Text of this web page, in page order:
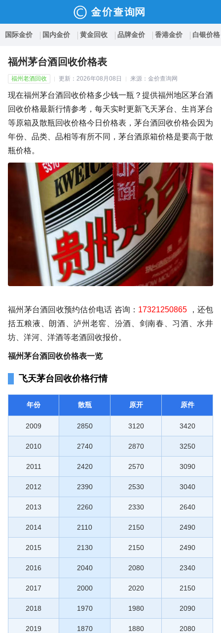
国际金价 国内金价 黄金回收 品牌金价 香港金价 白银价格
福州茅台酒回收价格表
福州老酒回收 更新：2026年08月08日 来源：金价查询网
现在福州茅台酒回收价格多少钱一瓶？提供福州地区茅台酒
回收价格最新行情参考，每天实时更新飞天茅台、生肖茅台
等原箱及散瓶回收价格今日价格表，茅台酒回收价格会因为
年份、品类、品相等有所不同，茅台酒原箱价格是要高于散
瓶价格。
福州茅台酒回收预约估价电话 咨询： 17321250865
，还包
括五粮液、朗酒、泸州老窖、汾酒、剑南春、习酒、水井
坊、洋河、洋酒等老酒回收报价。
福州茅台酒回收价格表一览
飞天茅台回收价格行情
年份 散瓶 原开 原件
2009 2850 3120 3420
2010 2740 2870 3250
2011 2420 2570 3090
2012 2390 2530 3040
2013 2260 2330 2640
2014 2110 2150 2490
2015 2130 2150 2490
2016 2040 2080 2340
2017 2000 2020 2150
2018 1970 1980 2090
2019 1870 1880 2080